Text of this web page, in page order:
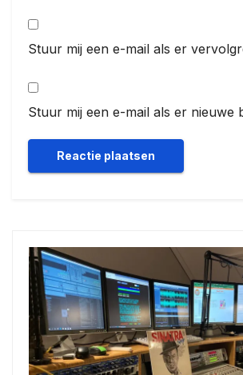
Stuur mij een e-mail als er
Stuur mij een e-mail als er nieuwe